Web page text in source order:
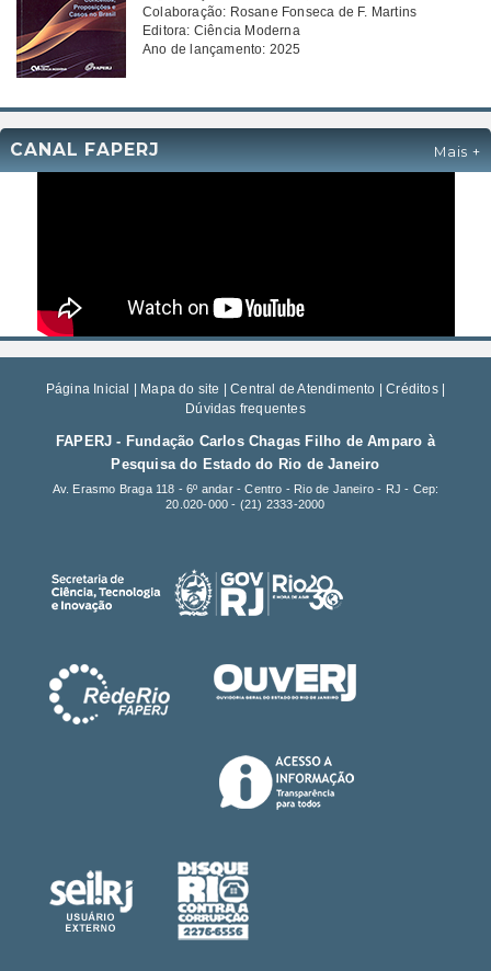
Conceitos, proposições e casos no Brasil
Organização: Vicente Cerqueira
Ano de lançamento: 2025
Página Inicial|Mapa do site|Central de Atendimento|Créditos
Dúvidas frequentes
FAPERJ - Fundação Carlos Chagas Filho de Amparo à